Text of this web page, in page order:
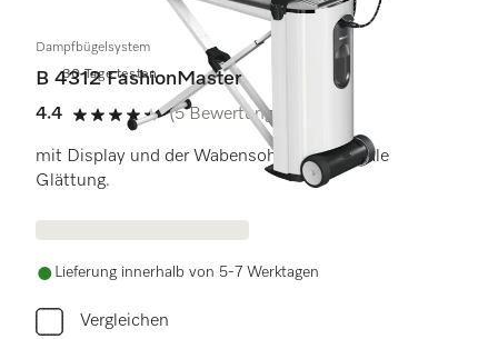
30 Tage testen
Dampfbügelsystem
B 4312 FashionMaster
4.4
4.4 von 5 Sternen
(5 Bewertungen)
mit Display und der Wabensohle für optimale
Glättung.
Lieferung innerhalb von 5-7 Werktagen
Vergleichen